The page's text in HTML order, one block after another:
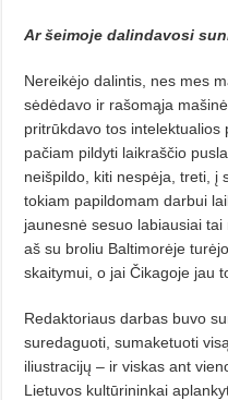
Ar šeimoje dalindavosi
Nereikėjo dalintis, nes mes
sėdėdavo ir rašomąja
pritrūkdavo tos
pačiam pildyti laikraščio
neišpildo, kiti nespėja, treti, į
tokiam papildomam darbui
jaunesnė sesuo labiausiai
aš su broliu Baltimorėje
skaitymui, o jai Čikagoje jau
Redaktoriaus darbas buvo
suredaguoti, sumaketuoti
iliustracijų – ir viskas ant
Lietuvos kultūrininkai